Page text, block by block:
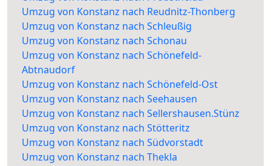
Umzug von Konstanz nach Reudnitz-Thonberg
Umzug von Konstanz nach Schleußig
Umzug von Konstanz nach Schonau
Umzug von Konstanz nach Schönefeld-
Abtnaudorf
Umzug von Konstanz nach Schönefeld-Ost
Umzug von Konstanz nach Seehausen
Umzug von Konstanz nach Sellershausen.Stünz
Umzug von Konstanz nach Stötteritz
Umzug von Konstanz nach Südvorstadt
Umzug von Konstanz nach Thekla